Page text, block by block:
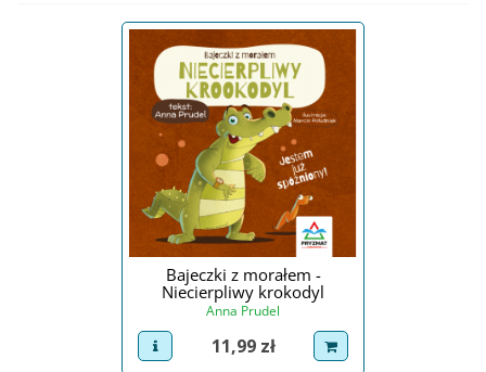
Bajeczki z morałem -
Niecierpliwy krokodyl
Anna Prudel
view product
Cena
11,99 zł dodaj do koszyka